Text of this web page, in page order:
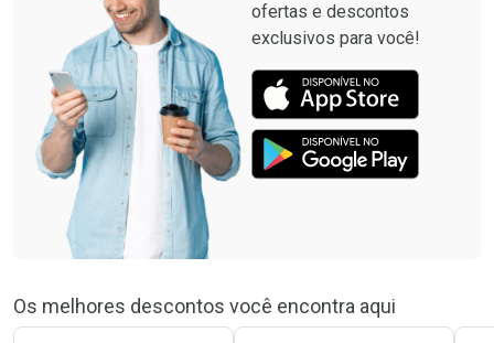
ofertas e descontos
exclusivos para você!
Os melhores descontos você encontra aqui